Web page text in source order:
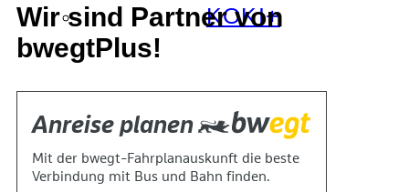
KOKI+
Kontakt
Wir sind Partner von
bwegtPlus!